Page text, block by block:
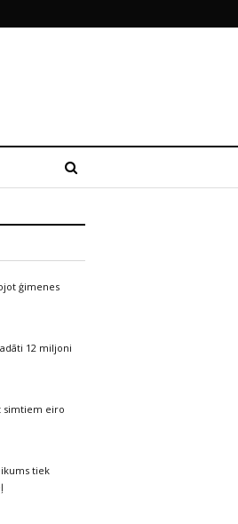
ģimenes
12 miljoni
simtiem eiro
tiek